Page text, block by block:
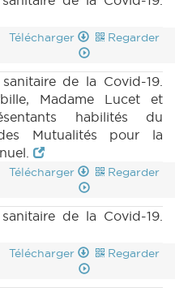
Télécharger Regarder
de la Covid-19.
Madame Lucet et
habilités du
Mutualités pour la
Télécharger Regarder
de la Covid-19.
Télécharger Regarder